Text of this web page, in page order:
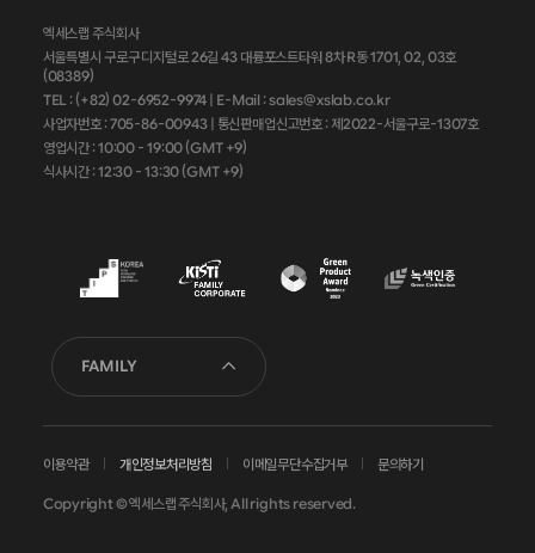
엑세스랩 주식회사
서울특별시 구로구 디지털로 26길 43 대륭포스트타워 8차 R동 1701, 02, 03호
(08389)
TEL : (+82) 02-6952-9974 |
E-Mail : sales@xslab.co.kr
사업자번호 : 705-86-00943| 통신판매업신고번호 : 제2022-서울구로-1307호
영업시간 : 10:00 - 19:00 (GMT +9)
식사시간 : 12:30 - 13:30 (GMT +9)
FAMILY
이용약관 개인정보처리방침 이메일무단수집거부 문의하기
Copyright © 엑세스랩 주식회사, All rights reserved.